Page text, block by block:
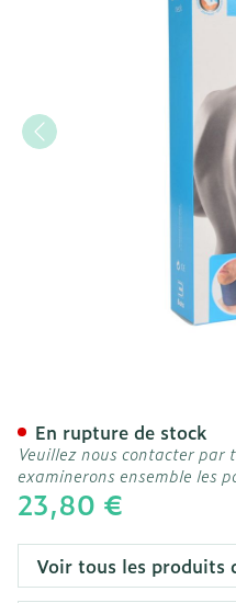
23,80 €
En rupture de stock
Veuillez nous contacter par
examinerons ensemble les
Voir tous les produits